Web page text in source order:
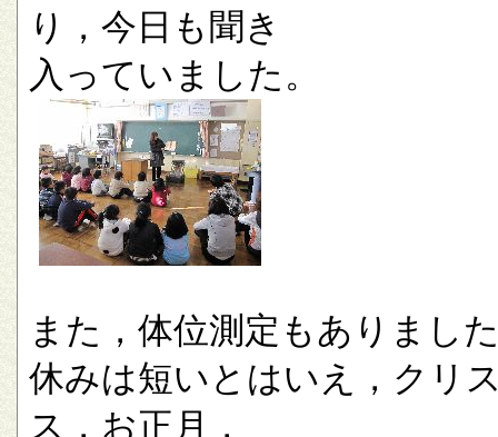
り，今日も聞き
入っていました。
また，体位測定もありまし
休みは短いとはいえ，クリ
ス，お正月，